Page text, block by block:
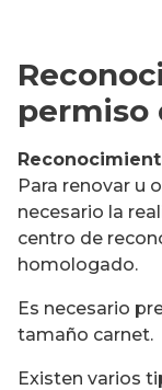
permiso
Para renovar u
necesario la
centro de
homologado.
Es necesario
tamaño carnet.
Existen varios